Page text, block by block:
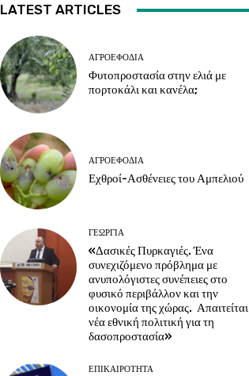
LATEST ARTICLES
ΑΓΡΟΕΦΌΔΙΑ
Φυτοπροστασία στην ελιά με
πορτοκάλι και κανέλα;
ΑΓΡΟΕΦΌΔΙΑ
Εχθροί-Ασθένειες του Αμπελιού
ΓΕΩΡΓΊΑ
«Δασικές Πυρκαγιές. Ένα
συνεχιζόμενο πρόβλημα με
ανυπολόγιστες συνέπειες στο
φυσικό περιβάλλον και την
οικονομία της χώρας. Απαιτείται
νέα εθνική πολιτική για τη
δασοπροστασία»
ΕΠΙΚΑΙΡΌΤΗΤΑ